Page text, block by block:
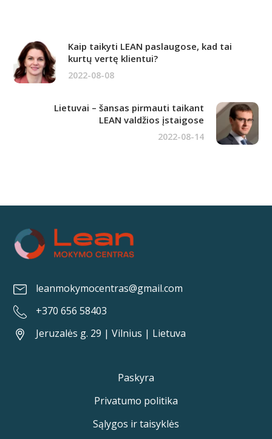
Kaip taikyti LEAN paslaugose, kad tai
kurtų vertę klientui?
2022-08-08
Lietuvai – šansas pirmauti taikant
LEAN valdžios įstaigose
2022-08-14
leanmokymocentras@gmail.com
+370 656 58403
Jeruzalės g. 29 | Vilnius | Lietuva
Paskyra
Privatumo politika
Sąlygos ir taisyklės